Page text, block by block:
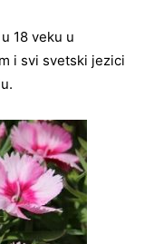
18 veku u
i svi svetski jezici